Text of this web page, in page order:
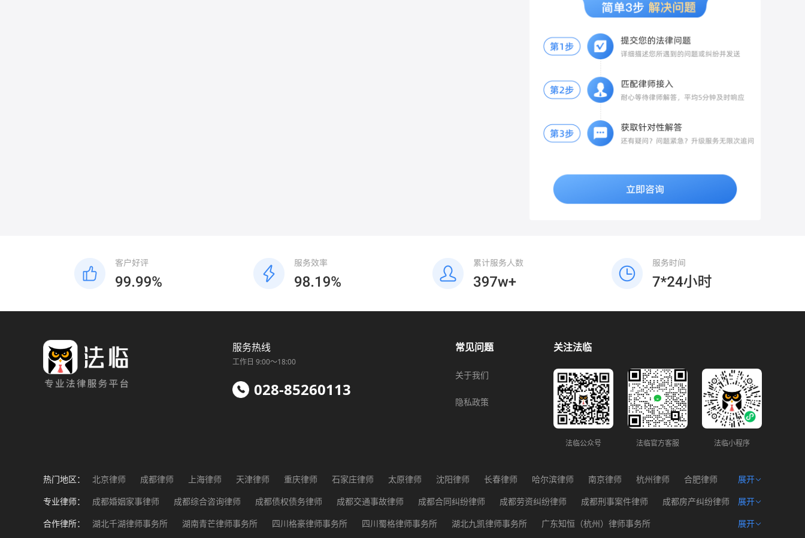
报警的合理理由（被男方精神控制、恐惧
等）； 2. 提交新获取的录音、聊天、证
展调查核实，传唤男方制作询问笔录。
备纸质书面申请，写明：房屋地址、空置5
年、长期无人入住，申请按70%缴纳物业
长期不在本地的凭证。 当面递交物业，拍照
留存递交记录，要求物业签收回执。 2. 物
向辖区住建局物业科、12345政务热线投
诉，提交《大连市物业管理条例》相关条
款、空置证明、物业拒绝减免的沟通记录，
2. 协商结清欠费 总欠费三千以内，可主动
协商：按7折结清3年欠费，同时要求免除全
讼兜底方案 若物业起诉追缴全额物业费及滞
纳金，庭审提交空置证明、大连本地物业条
例，法院会判令按70%标准结算，同时酌情
部沟通证据，避免被认定恶意欠费； 3. 金
额仅三千元，优先行政投诉调解，成本最
房屋，经备案可减收30%物业费，属于物业
企业法定配合义务。
任
医生在诊断证明、病历中明确记录“旧伤复
发”与“本次外伤”的因果关系，避免被误判为
单纯的旧伤。保留医疗证据：妥善保存本次
就诊的病历、诊断证明、影像片（如CT、
MRI）及费用票据，特别是受伤初期的急性
键铁证。二、报警与证据固定及时报警：向
警方如实陈述被打及旧伤复发的经过，配合
发的证据（如现场监控等）。保留现场证
据：对受伤部位、现场情况进行拍照或录
像，保留好相关物证。三、伤情鉴定与责任
段，向公安机关或法院申请法医鉴定。重点
要求鉴定机构对“本次外伤”与“旧伤复发”的
因果关系及损伤参与度进行专业评定（即评
任；若为双方互殴，警方会根据双方过错程
度划分责任。四、依法维权与赔偿主张民事
赔偿：若协商或调解无果，可向法院提起民
理费用（如医疗费、误工费、护理费、营养
责：若本次外伤导致旧伤复发达到轻伤及以
机关追究对方故意伤害的刑事责任，并提起
刑事附带民事诉讼。
服务热线
工作日 9:00～18:00
028-85260113
常见问题
关于我们
隐私政策
关注法临
法临公众号 法临官方客服 法临小程序
热门地区： 北京律师 成都律师 上海律师 天津律师 重庆律师 石家庄律师 太原律师 沈阳律师 长春律师 哈尔滨律师 南京律师 杭州律师
合肥律师
福州律师
南昌律师 济南律师 郑州律师 广州律师 长沙律师 武汉律师 贵阳律师 西安律师 兰州律师 西宁律师 海口律师
展开
专业律师：
成都婚姻家事律师 成都综合咨询律师 成都债权债务律师 成都交通事故律师 成都合同纠纷律师 成都劳资纠纷律师 成都刑事案件律师
成都房产纠纷律师
成都工伤事故律师
成都企业法务律师 成都征地纠纷律师 成都医疗纠纷律师 成都行政纠纷律师 成都知识产权律师 成都遗产问题律师
展开
合作律所：
湖北千湖律师事务所 湖南青芒律师事务所 四川格豪律师事务所 四川蜀格律师事务所 湖北九凯律师事务所
广东知恒（杭州）律师事务所
展开